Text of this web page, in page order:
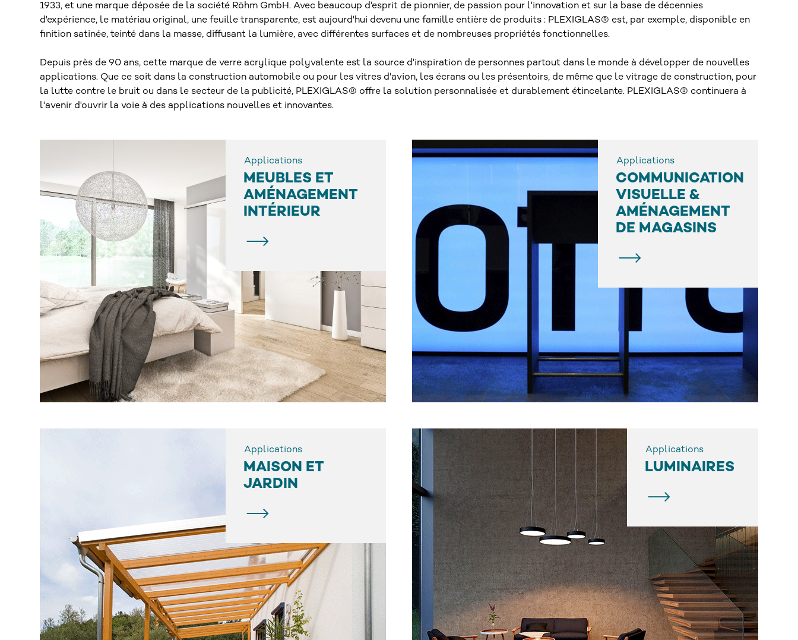
1933, et une marque déposée de la société Röhm GmbH. Avec beaucoup d'esprit de pionnier, de passion pour l'innovation et sur la base de décennies
d'expérience, le matériau original, une feuille transparente, est aujourd'hui devenu une famille entière de produits : PLEXIGLAS® est, par exemple, disponible en
finition satinée, teinté dans la masse, diffusant la lumière, avec différentes surfaces et de nombreuses propriétés fonctionnelles.
Depuis près de 90 ans, cette marque de verre acrylique polyvalente est la source d'inspiration de personnes partout dans le monde à développer de nouvelles
applications. Que ce soit dans la construction automobile ou pour les vitres d'avion, les écrans ou les présentoirs, de même que le vitrage de construction, pour
la lutte contre le bruit ou dans le secteur de la publicité, PLEXIGLAS® offre la solution personnalisée et durablement étincelante. PLEXIGLAS® continuera à
l'avenir d'ouvrir la voie à des applications nouvelles et innovantes.
Applications
MEUBLES ET
AMÉNAGEMENT
INTÉRIEUR
Applications
COMMUNICATION
VISUELLE &
AMÉNAGEMENT
DE MAGASINS
Applications
MAISON ET
JARDIN
Applications
LUMINAIRES